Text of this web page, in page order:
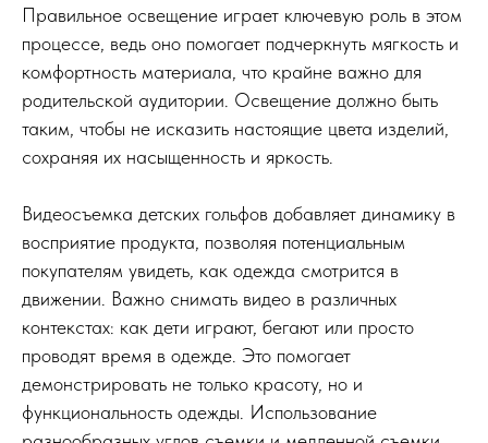
Правильное освещение играет ключевую роль в этом
процессе, ведь оно помогает подчеркнуть мягкость и
комфортность материала, что крайне важно для
родительской аудитории. Освещение должно быть
таким, чтобы не исказить настоящие цвета изделий,
сохраняя их насыщенность и яркость.
Видеосъемка детских гольфов добавляет динамику в
восприятие продукта, позволяя потенциальным
покупателям увидеть, как одежда смотрится в
движении. Важно снимать видео в различных
контекстах: как дети играют, бегают или просто
проводят время в одежде. Это помогает
демонстрировать не только красоту, но и
функциональность одежды. Использование